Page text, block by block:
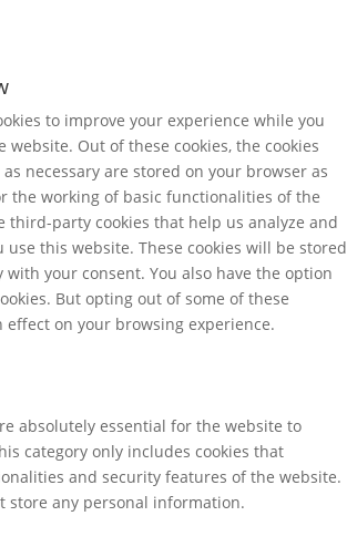
to improve your experience while you
website. Out of these cookies, the cookies
necessary are stored on your browser as
the working of basic functionalities of the
third-party cookies that help us analyze and
this website. These cookies will be stored
your consent. You also have the option
But opting out of some of these
effect on your browsing experience.
absolutely essential for the website to
category only includes cookies that
and security features of the website.
store any personal information.